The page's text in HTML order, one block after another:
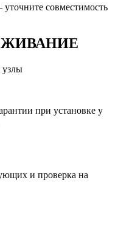
совместимость
узлы
при установке у
и проверка на